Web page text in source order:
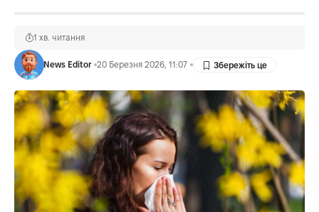
News Editor 20 Березня 2026, 11:07
1 хв. читання